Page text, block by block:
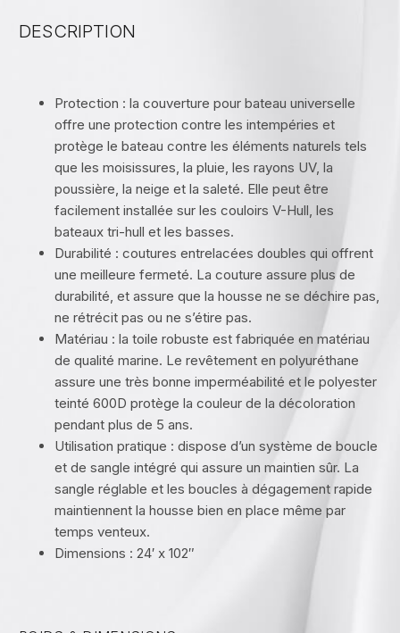
DESCRIPTION
Protection : la couverture pour bateau universelle
offre une protection contre les intempéries et
protège le bateau contre les éléments naturels tels
que les moisissures, la pluie, les rayons UV, la
poussière, la neige et la saleté. Elle peut être
facilement installée sur les couloirs V-Hull, les
bateaux tri-hull et les basses.
Durabilité : coutures entrelacées doubles qui offrent
une meilleure fermeté. La couture assure plus de
durabilité, et assure que la housse ne se déchire pas,
ne rétrécit pas ou ne s’étire pas.
Matériau : la toile robuste est fabriquée en matériau
de qualité marine. Le revêtement en polyuréthane
assure une très bonne imperméabilité et le polyester
teinté 600D protège la couleur de la décoloration
pendant plus de 5 ans.
Utilisation pratique : dispose d’un système de boucle
et de sangle intégré qui assure un maintien sûr. La
sangle réglable et les boucles à dégagement rapide
maintiennent la housse bien en place même par
temps venteux.
Dimensions : 24′ x 102″